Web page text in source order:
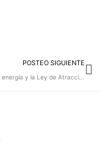
POSTEO SIGUIENTE
🌟 Gratitud, energía y la Ley de Atracción